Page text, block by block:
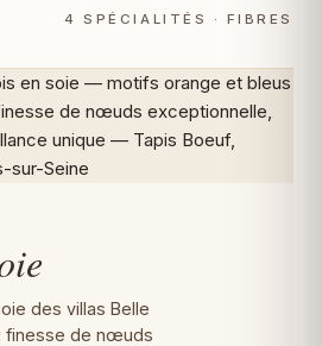
4 SPÉCIALITÉS · FIBRES
des villas Belle
finesse de nœuds